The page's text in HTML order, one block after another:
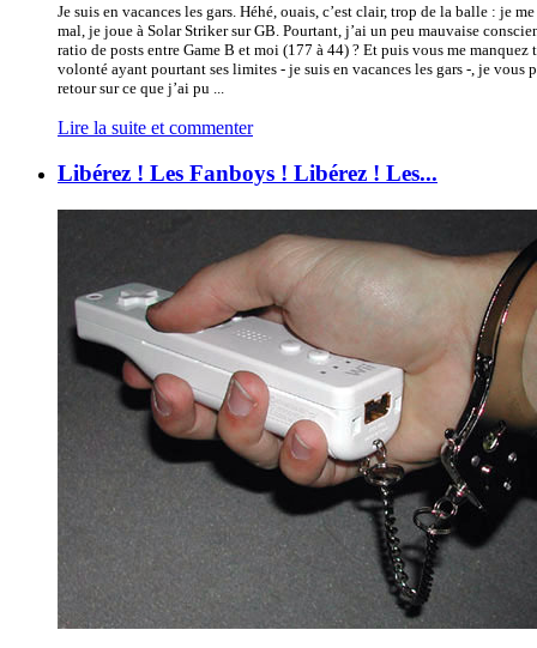
Je suis en vacances les gars. Héhé, ouais, c’est clair, trop de la balle : je
mal, je joue à Solar Striker sur GB. Pourtant, j’ai un peu mauvaise
ratio de posts entre Game B et moi (177 à 44) ? Et puis vous me manquez
volonté ayant pourtant ses limites - je suis en vacances les gars -, je vous
retour sur ce que j’ai pu ...
Lire la suite et commenter
Libérez ! Les Fanboys ! Libérez ! Les...